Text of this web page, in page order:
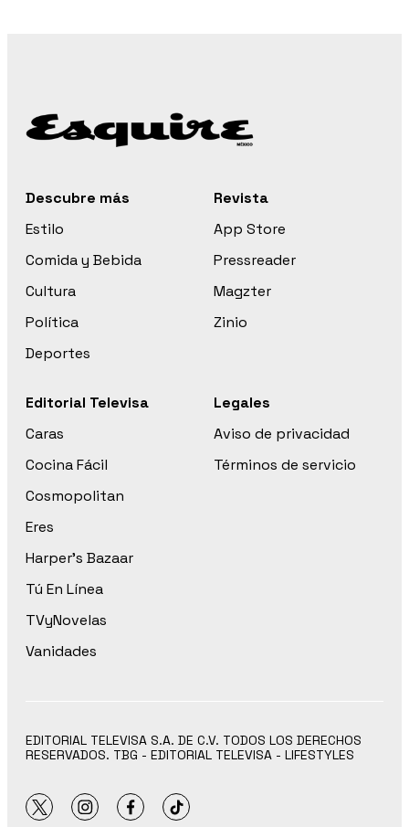
Descubre más
Estilo
Comida y Bebida
Cultura
Política
Deportes
Revista
App Store
Pressreader
Magzter
Zinio
Editorial Televisa
Caras
Cocina Fácil
Cosmopolitan
Eres
Harper’s Bazaar
Tú En Línea
TVyNovelas
Vanidades
Legales
Aviso de privacidad
Términos de servicio
EDITORIAL TELEVISA S.A. DE C.V. TODOS LOS DERECHOS
RESERVADOS. TBG - EDITORIAL TELEVISA - LIFESTYLES
twitterinstagram
facebooktiktok